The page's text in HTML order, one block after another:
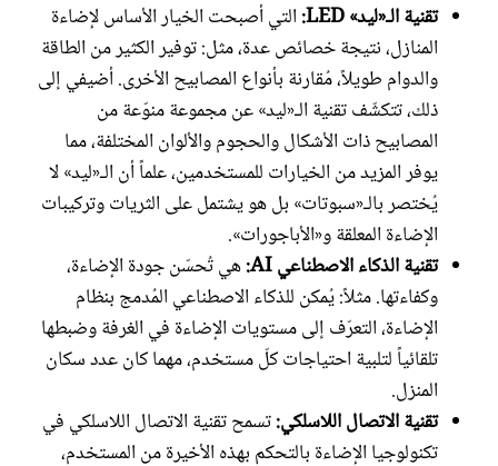
تقنية الـ«ليد» LED:
التي أصبحت الخيار الأساس لإضاءة
المنازل، نتيجة خصائص عدة، مثل: توفير الكثير من الطاقة
والدوام طويلاً، مُقارنة بأنواع المصابيح الأخرى. أضيفي إلى
ذلك، تتكشّف تقنية الـ«ليد» عن مجموعة منوّعة من
المصابيح ذات الأشكال والحجوم والألوان المختلفة، مما
يوفر المزيد من الخيارات للمستخدمين، علماً أن الـ«ليد» لا
يُختصر بالـ«سبوتات» بل هو يشتمل على الثريات وتركيبات
الإضاءة المعلقة و«الأباجورات».
تقنية الذكاء الاصطناعي AI:
هي تُحسّن جودة الإضاءة،
وكفاءتها. مثلاً: يُمكن للذكاء الاصطناعي المُدمج بنظام
الإضاءة، التعرّف إلى مستويات الإضاءة في الغرفة وضبطها
تلقائياً لتلبية احتياجات كلّ مستخدم، مهما كان عدد سكان
المنزل.
تقنية الاتصال اللاسلكي:تسمح تقنية الاتصال اللاسلكي في
تكنولوجيا الإضاءة بالتحكم بهذه الأخيرة من المستخدم،